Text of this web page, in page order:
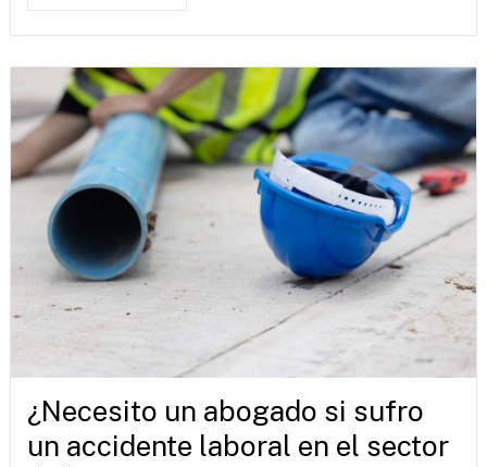
¿Necesito un abogado si sufro
un accidente laboral en el sector